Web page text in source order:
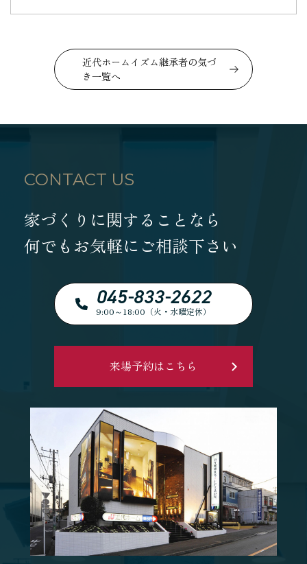
近代ホームイズム継承者の気づ
き一覧へ
CONTACT US
家づくりに関することなら
何でもお気軽にご相談下さい
045-833-2622
9:00～18:00（火・水曜定休）
来場予約はこちら